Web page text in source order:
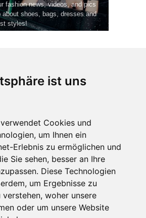
ist uns
Cookies und
um Ihnen ein
Erlebnis zu ermöglichen und
Sie sehen, besser an Ihre
Diese Technologien
um Ergebnisse zu
verstehen, woher unsere
oder um unsere Website
fashion news, videos, and pics
about shoes, bags, dresses and
styles!
Celebrity Post.
Policy( Einstellungen ändern